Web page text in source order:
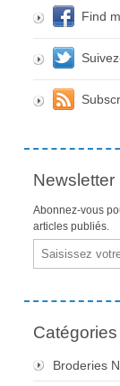
Find
Newsletter
Abonnez-vous
articles publiés.
Email
Catégories
Broderies